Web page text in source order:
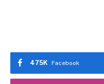
Facebook
475K